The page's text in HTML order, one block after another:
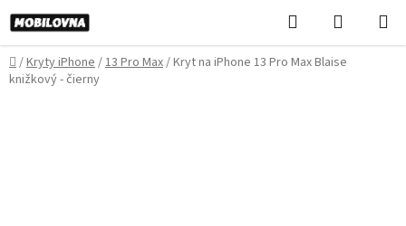
Prejsť
na
obsah
Hľadať
KOŠÍK
Domov
/Kryty iPhone/13 Pro Max/Kryt na iPhone 13 Pro Max Blaise
knižkový - čierny